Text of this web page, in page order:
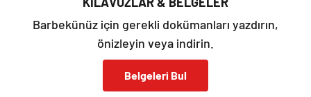
Barbekünüz için gerekli dokümanları yazdırın,
önizleyin veya indirin.
Belgeleri Bul